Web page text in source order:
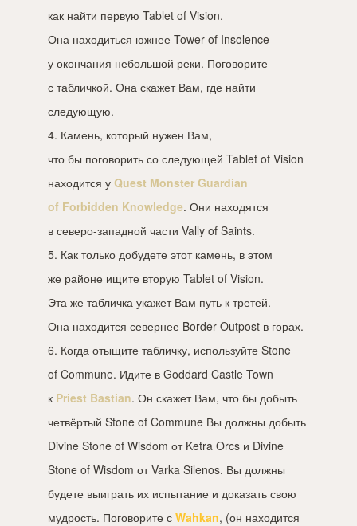
как найти первую Tablet of Vision.
Она находиться южнее Tower of Insolence
у окончания небольшой реки. Поговорите
с табличкой. Она скажет Вам, где найти
следующую.
4. Камень, который нужен Вам,
что бы поговорить со следующей Tablet of Vision
находится у Quest Monster Guardian
of Forbidden Knowledge. Они находятся
в северо-западной части Vally of Saints.
5. Как только добудете этот камень, в этом
же районе ищите вторую Tablet of Vision.
Эта же табличка укажет Вам путь к третей.
Она находится севернее Border Outpost в горах.
6. Когда отыщите табличку, используйте Stone
of Commune. Идите в Goddard Castle Town
к Priest Bastian. Он скажет Вам, что бы добыть
четвёртый Stone of Commune Вы должны добыть
Divine Stone of Wisdom от Ketra Orcs и Divine
Stone of Wisdom от Varka Silenos. Вы должны
будете выиграть их испытание и доказать свою
мудрость. Поговорите с Wahkan, (он находится